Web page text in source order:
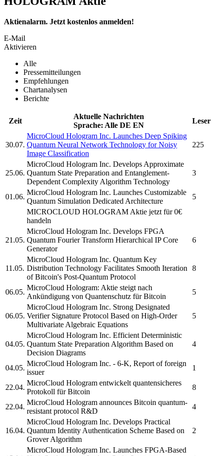
Aktienalarm. Jetzt kostenlos anmelden!
E-Mail
Aktivieren
Alle
Pressemitteilungen
Empfehlungen
Chartanalysen
Berichte
Zeit
Aktuelle Nachrichten
Sprache: Alle DE EN
Leser
30.07.
MicroCloud Hologram Inc. Launches Deep Spiking
Quantum Neural Network Technology for Noisy
Image Classification
225
25.06.
MicroCloud Hologram Inc. Develops Approximate
Quantum State Preparation and Entanglement-
Dependent Complexity Algorithm Technology
3
01.06.
MicroCloud Hologram Inc. Launches Customizable
Quantum Simulation Dedicated Architecture
5
MICROCLOUD HOLOGRAM Aktie jetzt für 0€
handeln
21.05.
MicroCloud Hologram Inc. Develops FPGA
Quantum Fourier Transform Hierarchical IP Core
Generator
6
11.05.
MicroCloud Hologram Inc. Quantum Key
Distribution Technology Facilitates Smooth Iteration
of Bitcoin's Post-Quantum Protocol
8
06.05.
MicroCloud Hologram: Aktie steigt nach
Ankündigung von Quantenschutz für Bitcoin
5
06.05.
MicroCloud Hologram Inc. Strong Designated
Verifier Signature Protocol Based on High-Order
Multivariate Algebraic Equations
5
04.05.
MicroCloud Hologram Inc. Efficient Deterministic
Quantum State Preparation Algorithm Based on
Decision Diagrams
4
04.05.
MicroCloud Hologram Inc. - 6-K, Report of foreign
issuer
1
22.04.
MicroCloud Hologram entwickelt quantensicheres
Protokoll für Bitcoin
8
22.04.
MicroCloud Hologram announces Bitcoin quantum-
resistant protocol R&D
4
16.04.
MicroCloud Hologram Inc. Develops Practical
Quantum Identity Authentication Scheme Based on
Grover Algorithm
2
MicroCloud Hologram Inc. Launches FPGA-Based